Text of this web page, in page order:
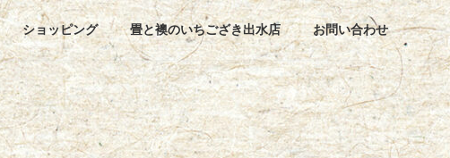
ショッピング 畳と襖のいちござき出水店 お問い合わせ